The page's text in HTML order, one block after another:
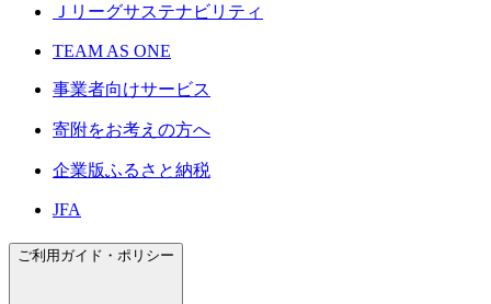
Ｊリーグサステナビリティ
TEAM AS ONE
事業者向けサービス
寄附をお考えの方へ
企業版ふるさと納税
JFA
ご利用ガイド・ポリシー